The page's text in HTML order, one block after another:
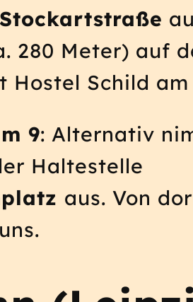
Stockartstraße
280 Meter) auf
Hostel Schild
9: Alternativ
Haltestelle
aus. Von